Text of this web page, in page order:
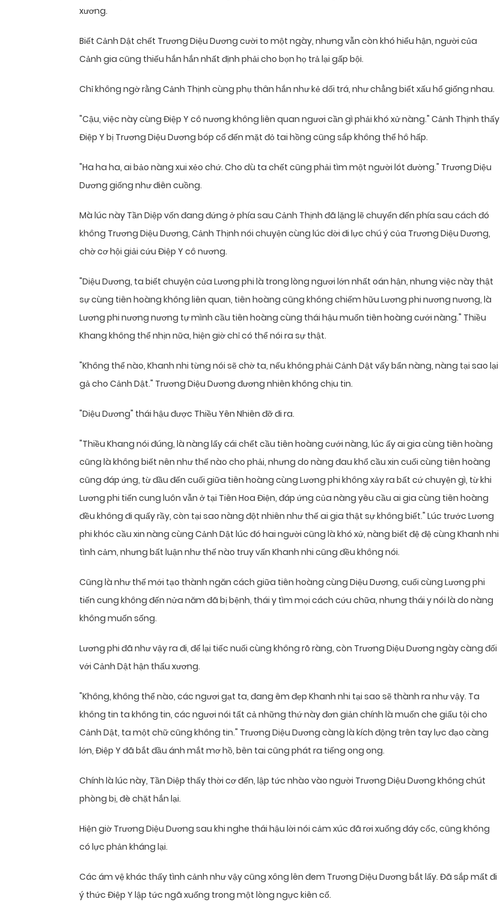
xương.
Biết Cảnh Dật chết Trương Diệu Dương cười to một ngày, nhưng vẫn còn khó hiểu hận, người của
Cảnh gia cũng thiếu hắn hắn nhất định phải cho bọn họ trả lại gấp bội.
Chỉ không ngờ rằng Cảnh Thịnh cùng phụ thân hắn như kẻ dối trá, như chẳng biết xấu hổ giống nhau.
"Cậu, việc này cùng Điệp Y cô nương không liên quan ngươi cần gì phải khó xử nàng." Cảnh Thịnh thấy
Điệp Y bị Trương Diệu Dương bóp cổ đến mặt đỏ tai hồng cũng sắp không thể hô hấp.
"Ha ha ha, ai bảo nàng xui xẻo chứ. Cho dù ta chết cũng phải tìm một người lót đường." Trương Diệu
Dương giống như điên cuồng.
Mà lúc này Tần Diệp vốn đang đứng ở phía sau Cảnh Thịnh đã lặng lẽ chuyển đến phía sau cách đó
không Trương Diệu Dương, Cảnh Thịnh nói chuyện cùng lúc dời đi lực chú ý của Trương Diệu Dương,
chờ cơ hội giải cứu Điệp Y cô nương.
"Diệu Dương, ta biết chuyện của Lương phi là trong lòng ngươi lớn nhất oán hận, nhưng việc này thật
sự cùng tiên hoàng không liên quan, tiên hoàng cũng không chiếm hữu Lương phi nương nương, là
Lương phi nương nương tự mình cầu tiên hoàng cùng thái hậu muốn tiên hoàng cưới nàng." Thiều
Khang không thể nhịn nữa, hiện giờ chỉ có thể nói ra sự thật.
"Không thể nào, Khanh nhi từng nói sẽ chờ ta, nếu không phải Cảnh Dật vấy bẩn nàng, nàng tại sao lại
gả cho Cảnh Dật." Trương Diệu Dương đương nhiên không chịu tin.
"Diệu Dương" thái hậu được Thiều Yên Nhiên đỡ đi ra.
"Thiều Khang nói đúng, là nàng lấy cái chết cầu tiên hoàng cưới nàng, lúc ấy ai gia cùng tiên hoàng
cũng là không biết nên như thế nào cho phải, nhưng do nàng đau khổ cầu xin cuối cùng tiên hoàng
cũng đáp ứng, từ đầu đến cuối giữa tiên hoàng cùng Lương phi không xảy ra bất cứ chuyện gì, từ khi
Lương phi tiến cung luôn vẫn ở tại Tiên Hoa Điện, đáp ứng của nàng yêu cầu ai gia cùng tiên hoàng
đều không đi quấy rầy, còn tại sao nàng đột nhiên như thế ai gia thật sự không biết." Lúc trước Lương
phi khóc cầu xin nàng cùng Cảnh Dật lúc đó hai người cũng là khó xử, nàng biết đệ đệ cùng Khanh nhi
tình cảm, nhưng bất luận như thế nào truy vấn Khanh nhi cũng đều không nói.
Cũng là như thế mới tạo thành ngăn cách giữa tiên hoàng cùng Diệu Dương, cuối cùng Lương phi
tiến cung không đến nửa năm đã bị bệnh, thái y tìm mọi cách cứu chữa, nhưng thái y nói là do nàng
không muốn sống.
Lương phi đã như vậy ra đi, để lại tiếc nuối cùng không rõ ràng, còn Trương Diệu Dương ngày càng đối
với Cảnh Dật hận thấu xương.
"Không, không thể nào, các ngươi gạt ta, đang êm đẹp Khanh nhi tại sao sẽ thành ra như vậy. Ta
không tin ta không tin, các ngươi nói tất cả những thứ này đơn giản chính là muốn che giấu tội cho
Cảnh Dật, ta một chữ cũng không tin." Trương Diệu Dương càng là kích động trên tay lực đạo càng
lớn, Điệp Y đã bắt đầu ánh mắt mơ hồ, bên tai cũng phát ra tiếng ong ong.
Chính là lúc này, Tần Diệp thấy thời cơ đến, lập tức nhào vào người Trương Diệu Dương không chút
phòng bị, đè chặt hắn lại.
Hiện giờ Trương Diệu Dương sau khi nghe thái hậu lời nói cảm xúc đã rơi xuống đáy cốc, cũng không
có lực phản kháng lại.
Các ám vệ khác thấy tình cảnh như vậy cũng xông lên đem Trương Diệu Dương bắt lấy. Đã sắp mất đi
ý thức Điệp Y lập tức ngã xuống trong một lòng ngực kiên cố.